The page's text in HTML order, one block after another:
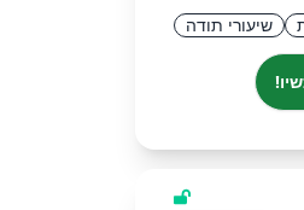
שיעורי תודה